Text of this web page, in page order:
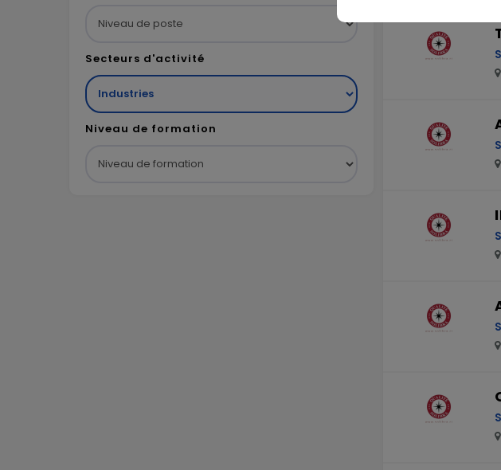
Secteurs d'activité
Niveau de formation